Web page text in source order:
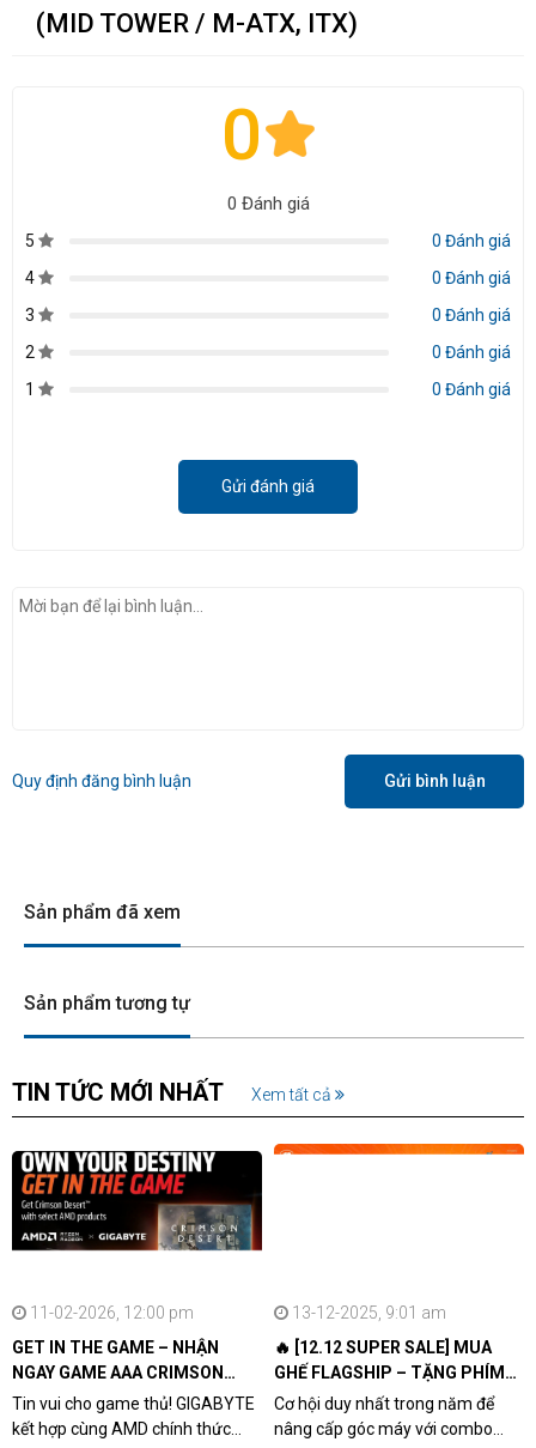
(MID TOWER / M-ATX, ITX)
0
0 Đánh giá
5
0 Đánh giá
4
0 Đánh giá
3
0 Đánh giá
2
0 Đánh giá
1
0 Đánh giá
Gửi đánh giá
Quy định đăng bình luận Gửi bình luận
Sản phẩm đã xem
Sản phẩm tương tự
TIN TỨC MỚI NHẤT Xem tất cả
11-02-2026, 12:00 pm
GET IN THE GAME – NHẬN
NGAY GAME AAA CRIMSON
DESERT CÙNG GIGABYTE &
AMD
Tin vui cho game thủ! GIGABYTE
kết hợp cùng AMD chính thức
13-12-2025, 9:01 am
🔥 [12.12 SUPER SALE] MUA
GHẾ FLAGSHIP – TẶNG PHÍM
CƠ XỊN
Cơ hội duy nhất trong năm để
nâng cấp góc máy với combo